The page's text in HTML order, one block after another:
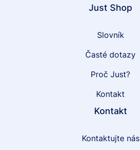
Just Shop
Slovník
Časté dotazy
Proč Just?
Kontakt
Kontakt
Kontaktujte nás